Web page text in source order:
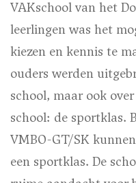
VAKschool van het
leerlingen was het
kiezen en kennis te
ouders werden
school, maar ook
school: de sportklas.
VMBO-GT/SK
een sportklas. De